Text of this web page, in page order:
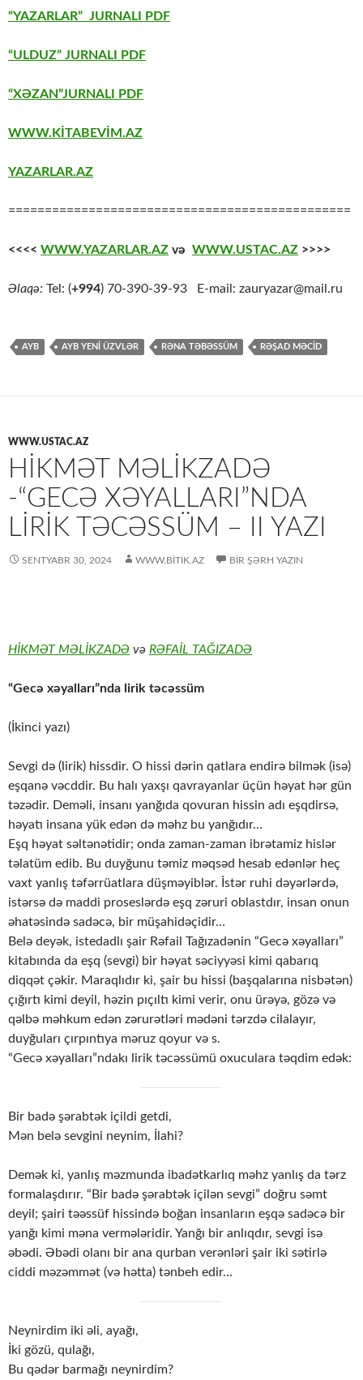
“YAZARLAR” JURNALI PDF
“ULDUZ” JURNALI PDF
“XƏZAN”JURNALI PDF
WWW.KİTABEVİM.AZ
YAZARLAR.AZ
===============================================
<<<< WWW.YAZARLAR.AZ və WWW.USTAC.AZ >>>>
Əlaqə: Tel: (+994) 70-390-39-93 E-mail: zauryazar@mail.ru
AYB AYB YENİ ÜZVLƏR RƏNA TƏBƏSSÜM RƏŞAD MƏCİD
WWW.USTAC.AZ
HIKMƏT MƏLIKZADƏ
-“GECƏ XƏYALLARI”NDA
LIRIK TƏCƏSSÜM – II YAZI
SENTYABR 30, 2024 WWW.BITIK.AZ BIR ŞƏRH YAZIN
HİKMƏT MƏLİKZADƏ və RƏFAİL TAĞIZADƏ
“Gecə xəyalları”nda lirik təcəssüm
(İkinci yazı)
Sevgi də (lirik) hissdir. O hissi dərin qatlara endirə bilmək (isə)
eşqanə vəcddir. Bu halı yaxşı qavrayanlar üçün həyat hər gün
təzədir. Deməli, insanı yanğıda qovuran hissin adı eşqdirsə,
həyatı insana yük edən də məhz bu yanğıdır…
Eşq həyat səltənətidir; onda zaman-zaman ibrətamiz hislər
təlatüm edib. Bu duyğunu təmiz məqsəd hesab edənlər heç
vaxt yanlış təfərrüatlara düşməyiblər. İstər ruhi dəyərlərdə,
istərsə də maddi proseslərdə eşq zəruri oblastdır, insan onun
əhatəsində sadəcə, bir müşahidəçidir…
Belə deyək, istedadlı şair Rəfail Tağızadənin “Gecə xəyalları”
kitabında da eşq (sevgi) bir həyat səciyyəsi kimi qabarıq
diqqət çəkir. Maraqlıdır ki, şair bu hissi (başqalarına nisbətən)
çığırtı kimi deyil, həzin pıçıltı kimi verir, onu ürəyə, gözə və
qəlbə məhkum edən zərurətləri mədəni tərzdə cilalayır,
duyğuları çırpıntıya məruz qoyur və s.
“Gecə xəyalları”ndakı lirik təcəssümü oxuculara təqdim edək:
Bir badə şərabtək içildi getdi,
Mən belə sevgini neynim, İlahi?
Demək ki, yanlış məzmunda ibadətkarlıq məhz yanlış da tərz
formalaşdırır. “Bir badə şərabtək içilən sevgi” doğru səmt
deyil; şairi təəssüf hissində boğan insanların eşqə sadəcə bir
yanğı kimi məna vermələridir. Yanğı bir anlıqdır, sevgi isə
əbədi. Əbədi olanı bir ana qurban verənləri şair iki sətirlə
ciddi məzəmmət (və hətta) tənbeh edir…
Neynirdim iki əli, ayağı,
İki gözü, qulağı,
Bu qədər barmağı neynirdim?